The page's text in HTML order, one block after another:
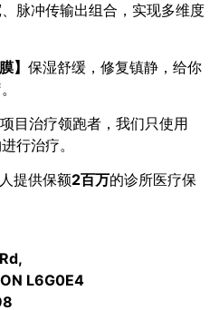
脉冲传输出组合，实现多维度
】 保湿舒缓，修复镇静，给你
目治疗领跑者，我们只使用
行治疗。
提供保额2百万的诊所医疗保
L6G0E4